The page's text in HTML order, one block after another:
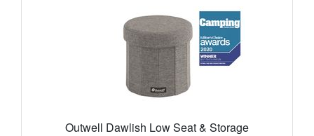
Outwell Dawlish Low Seat & Storage